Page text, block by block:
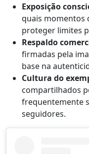
Exposição
quais momentos
proteger limites
Respaldo
firmadas pela
base na
Cultura do
compartilhados
frequentemente
seguidores.